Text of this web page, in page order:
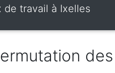
travail à Ixelles